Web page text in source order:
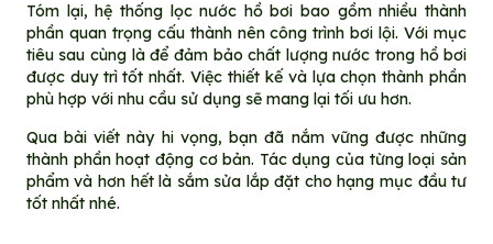
Tóm lại, hệ thống lọc nước hồ bơi bao gồm nhiều thành
phần quan trọng cấu thành nên công trình bơi lội. Với mục
tiêu sau cùng là để đảm bảo chất lượng nước trong hồ bơi
được duy trì tốt nhất. Việc thiết kế và lựa chọn thành phần
phù hợp với nhu cầu sử dụng sẽ mang lại tối ưu hơn.
Qua bài viết này hi vọng, bạn đã nắm vững được những
thành phần hoạt động cơ bản. Tác dụng của từng loại sản
phẩm và hơn hết là sắm sửa lắp đặt cho hạng mục đầu tư
tốt nhất nhé.